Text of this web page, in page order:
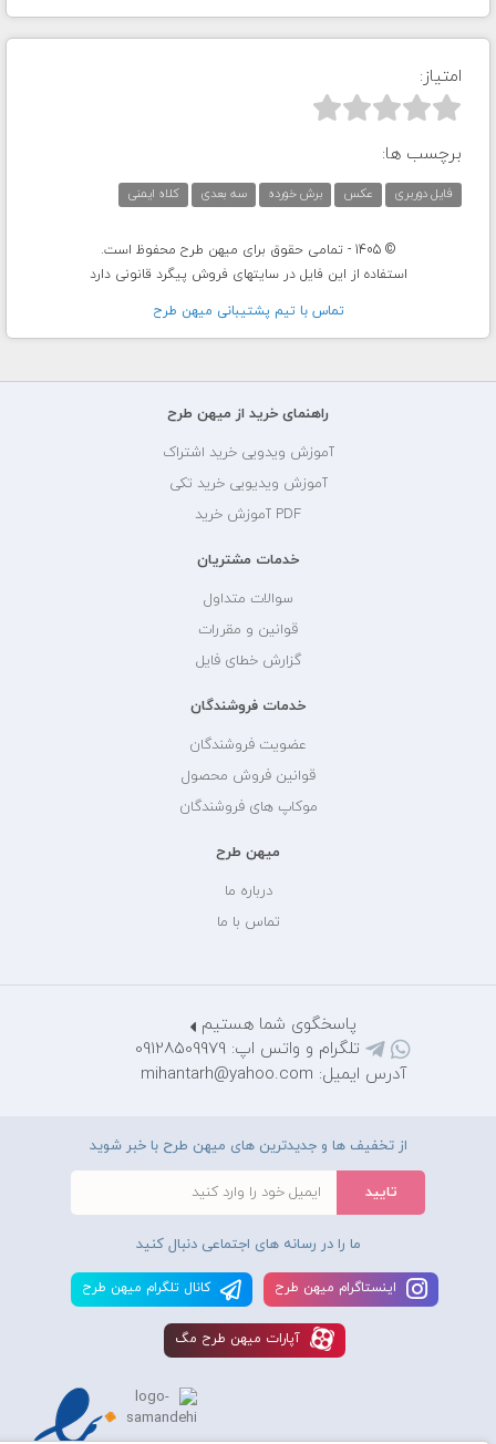
امتیاز:



برچسب ها:
فایل دوربری عکس برش خورده سه بعدی کلاه ایمنی
© 1405 - تمامی حقوق برای میهن طرح محفوظ است.
استفاده از این فایل در سایتهای فروش پیگرد قانونی دارد
تماس با تيم پشتيبانی ميهن طرح
راهنمای خرید از میهن طرح
آموزش ویدویی خرید اشتراک
آموزش ویدیویی خرید تکی
PDF آموزش خرید
خدمات مشتریان
سوالات متداول
قوانین و مقررات
گزارش خطای فایل
خدمات فروشندگان
عضویت فروشندگان
قوانین فروش محصول
موکاپ های فروشندگان
میهن طرح
درباره ما
تماس با ما
پاسخگوی شما هستیم
تلگرام و واتس اپ: 09128509979
آدرس ایمیل: mihantarh@yahoo.com
از تخفیف ها و جدیدترین های میهن طرح با خبر شوید
ما را در رسانه های اجتماعی دنبال کنید
اينستاگرام ميهن طرح کانال تلگرام ميهن طرح
آپارات ميهن طرح مگ